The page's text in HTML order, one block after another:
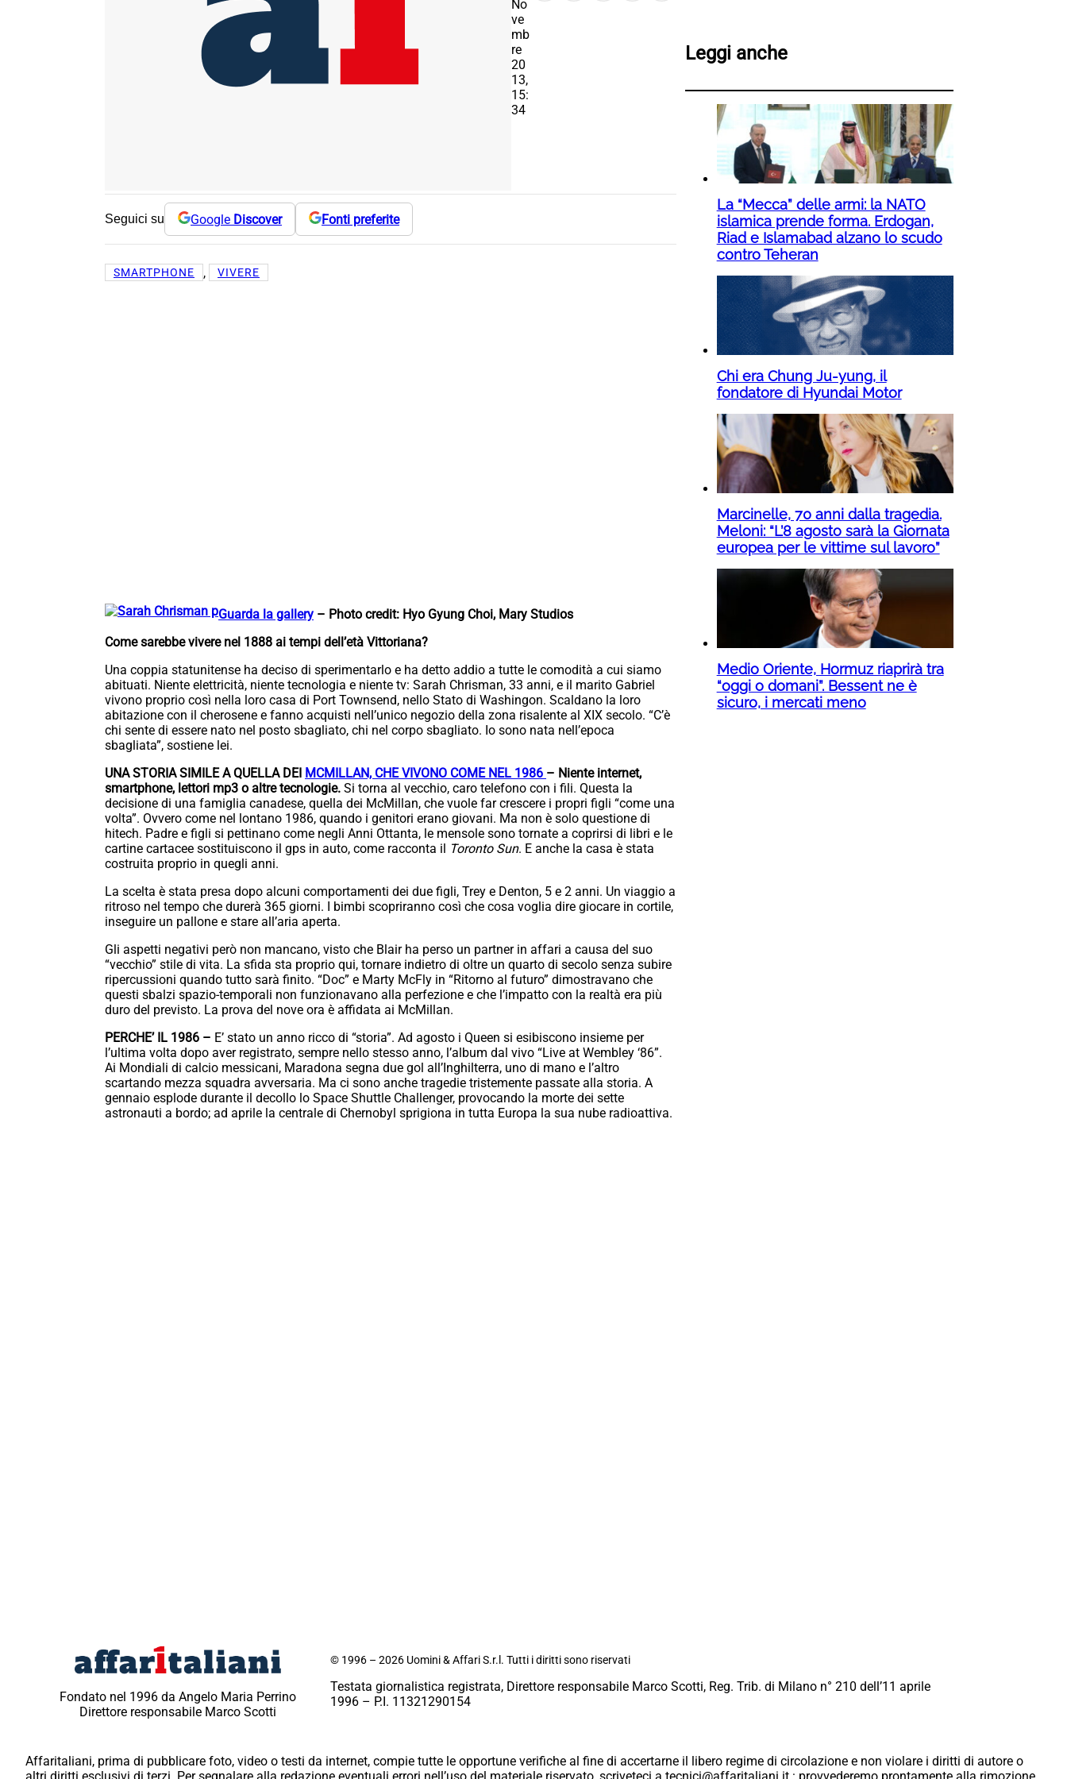
No
ve
mb
re
20
13,
15:
34
Seguici su Google Discover Fonti preferite
SMARTPHONE , VIVERE
Guarda la gallery – Photo credit: Hyo Gyung Choi, Mary Studios
Come sarebbe vivere nel 1888 ai tempi dell’età Vittoriana?
Una coppia statunitense ha deciso di sperimentarlo e ha detto addio a tutte le comodità a cui siamo
abituati. Niente elettricità, niente tecnologia e niente tv: Sarah Chrisman, 33 anni, e il marito Gabriel
vivono proprio così nella loro casa di Port Townsend, nello Stato di Washingon. Scaldano la loro
abitazione con il cherosene e fanno acquisti nell’unico negozio della zona risalente al XIX secolo. “C’è
chi sente di essere nato nel posto sbagliato, chi nel corpo sbagliato. Io sono nata nell’epoca
sbagliata”, sostiene lei.
UNA STORIA SIMILE A QUELLA DEI MCMILLAN, CHE VIVONO COME NEL 1986 – Niente internet,
smartphone, lettori mp3 o altre tecnologie. Si torna al vecchio, caro telefono con i fili. Questa la
decisione di una famiglia canadese, quella dei McMillan, che vuole far crescere i propri figli “come una
volta”. Ovvero come nel lontano 1986, quando i genitori erano giovani. Ma non è solo questione di
hitech. Padre e figli si pettinano come negli Anni Ottanta, le mensole sono tornate a coprirsi di libri e le
cartine cartacee sostituiscono il gps in auto, come racconta il
Toronto Sun. E anche la casa è stata
costruita proprio in quegli anni.
La scelta è stata presa dopo alcuni comportamenti dei due figli, Trey e Denton, 5 e 2 anni. Un viaggio a
ritroso nel tempo che durerà 365 giorni. I bimbi scopriranno così che cosa voglia dire giocare in cortile,
inseguire un pallone e stare all’aria aperta.
Gli aspetti negativi però non mancano, visto che Blair ha perso un partner in affari a causa del suo
“vecchio” stile di vita. La sfida sta proprio qui, tornare indietro di oltre un quarto di secolo senza subire
ripercussioni quando tutto sarà finito. “Doc” e Marty McFly in “Ritorno al futuro” dimostravano che
questi sbalzi spazio-temporali non funzionavano alla perfezione e che l’impatto con la realtà era più
duro del previsto. La prova del nove ora è affidata ai McMillan.
PERCHE’ IL 1986 – E’ stato un anno ricco di “storia”. Ad agosto i Queen si esibiscono insieme per
l’ultima volta dopo aver registrato, sempre nello stesso anno, l’album dal vivo “Live at Wembley ‘86”.
Ai Mondiali di calcio messicani, Maradona segna due gol all’Inghilterra, uno di mano e l’altro
scartando mezza squadra avversaria. Ma ci sono anche tragedie tristemente passate alla storia. A
gennaio esplode durante il decollo lo Space Shuttle Challenger, provocando la morte dei sette
astronauti a bordo; ad aprile la centrale di Chernobyl sprigiona in tutta Europa la sua nube radioattiva.
Leggi anche
La “Mecca” delle armi: la NATO
islamica prende forma. Erdogan,
Riad e Islamabad alzano lo scudo
contro Teheran
Chi era Chung Ju-yung, il
fondatore di Hyundai Motor
Marcinelle, 70 anni dalla tragedia.
Meloni: “L’8 agosto sarà la Giornata
europea per le vittime sul lavoro”
Medio Oriente, Hormuz riaprirà tra
“oggi o domani”. Bessent ne è
sicuro, i mercati meno
Fondato nel 1996 da Angelo Maria Perrino
Direttore responsabile Marco Scotti
© 1996 – 2026 Uomini & Affari S.r.l. Tutti i diritti sono riservati
Testata giornalistica registrata, Direttore responsabile Marco Scotti, Reg. Trib. di Milano n° 210 dell’11 aprile
1996 – P.I. 11321290154
Affaritaliani, prima di pubblicare foto, video o testi da internet, compie tutte le opportune verifiche al fine di accertarne il libero regime di circolazione e non violare i diritti di autore o
altri diritti esclusivi di terzi. Per segnalare alla redazione eventuali errori nell’uso del materiale riservato, scriveteci a tecnici@affaritaliani.it.: provvederemo prontamente alla rimozione